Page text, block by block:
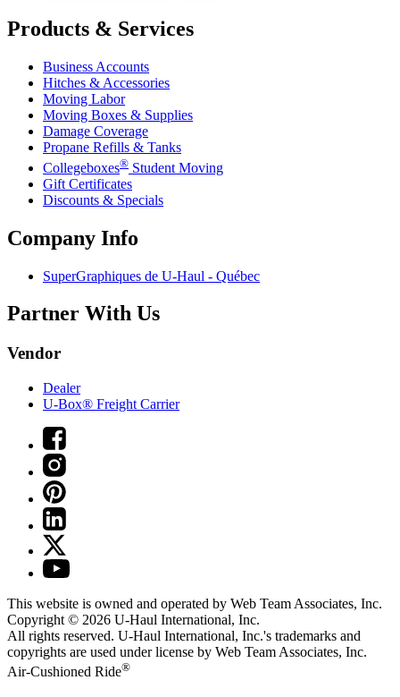
Products & Services
Business Accounts
Hitches & Accessories
Moving Labor
Moving Boxes & Supplies
Damage Coverage
Propane Refills & Tanks
Collegeboxes® Student Moving
Gift Certificates
Discounts & Specials
Company Info
SuperGraphiques de U-Haul - Québec
Partner With Us
Vendor
Dealer
U-Box® Freight Carrier
This website is owned and operated by Web Team Associates, Inc.
Copyright © 2026 U-Haul International, Inc.
All rights reserved. U-Haul International, Inc.'s trademarks and
copyrights are used under license by Web Team Associates, Inc.
Air-Cushioned Ride®